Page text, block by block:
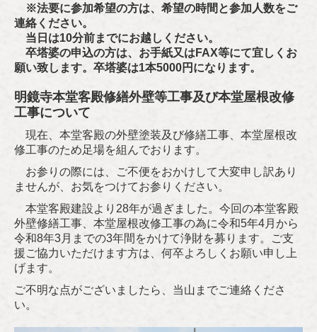
※法要に参加希望の方は、希望の時間と参加人数をご
連絡ください。
当日は10分前までにお越しください。
卒塔婆の申込の方は、お手紙又はFAX等にて宜しくお
願い致します。卒塔婆は1本5000円になります。
明鏡寺本堂客殿修繕外壁等工事及び本堂屋根改修
工事について
現在、本堂客殿の外壁塗装及び修繕工事、本堂屋根改
修工事のため足場を組んでおります。
お参りの際には、ご不便をおかけして大変申し訳あり
ませんが、お気をつけてお参りください。
本堂客殿建設より28年が過ぎました。今回の本堂客殿
外壁修繕工事、本堂屋根改修工事の為に令和5年4月から
令和8年3月までの3年間をかけて浄財を募ります。ご支
援ご協力いただけます方は、何卒よろしくお願い申し上
げます。
ご不明な点がございましたら、当山までご連絡くださ
い。